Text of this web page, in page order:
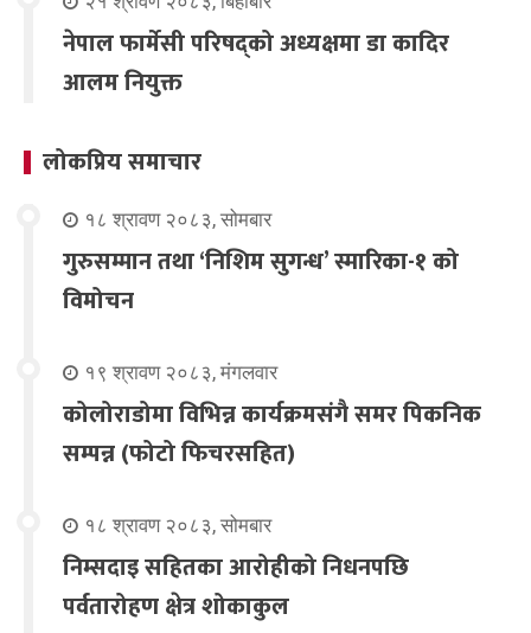
नेपाल फार्मेसी परिषद्को अध्यक्षमा डा कादिर
आलम नियुक्त
लोकप्रिय समाचार
१८ श्रावण २०८३, सोमबार
गुरुसम्मान तथा ‘निशिम सुगन्ध’ स्मारिका-१ को
विमोचन
१९ श्रावण २०८३, मंगलवार
कोलोराडोमा विभिन्न कार्यक्रमसंगै समर पिकनिक
सम्पन्न (फोटो फिचरसहित)
१८ श्रावण २०८३, सोमबार
निम्सदाइ सहितका आरोहीको निधनपछि
पर्वतारोहण क्षेत्र शोकाकुल